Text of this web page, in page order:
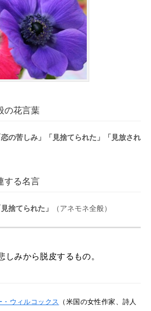
の花言葉
恋の苦しみ」「見捨てられた」「見放され
する名言
捨てられた」 （アネモネ全般）
しみから脱皮するもの。
ウィルコックス
（米国の女性作家、詩人